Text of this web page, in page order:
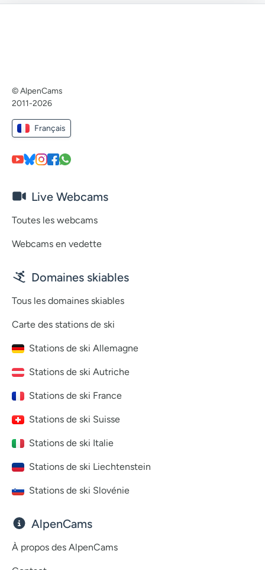
© AlpenCams
2011-2026
Français
Live Webcams
Toutes les webcams
Webcams en vedette
Domaines skiables
Tous les domaines skiables
Carte des stations de ski
Stations de ski Allemagne
Stations de ski Autriche
Stations de ski France
Stations de ski Suisse
Stations de ski Italie
Stations de ski Liechtenstein
Stations de ski Slovénie
AlpenCams
À propos des AlpenCams